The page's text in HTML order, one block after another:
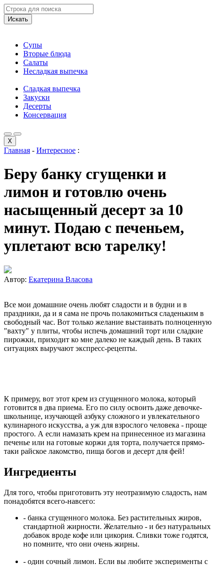
Искать
Супы
Вторые блюда
Салаты
Несладкая выпечка
Сладкая выпечка
Закуски
Десерты
Консервация
X
Главная - Интересное :
Беру банку сгущенки и
лимон и готовлю очень
насыщенный десерт за 10
минут. Подаю с печеньем,
уплетают всю тарелку!
Автор: Екатерина Власова
Все мои домашние очень любят сладости и в будни и в
праздники, да и я сама не прочь полакомиться сладеньким в
свободный час. Вот только желание выстаивать полноценную
"вахту" у плиты, чтобы испечь домашний торт или сладкие
пирожки, приходит ко мне далеко не каждый день. В таких
ситуациях выручают экспресс-рецепты.
К примеру, вот этот крем из сгущенного молока, который
готовится в два приема. Его по силу освоить даже девочке-
школьнице, изучающей азбуку сложного и увлекательного
кулинарного искусства, а уж для взрослого человека - проще
простого. А если намазать крем на принесенное из магазина
печенье или на готовые коржи для торта, получается прямо-
таки райское лакомство, пища богов и десерт для фей!
Ингредиенты
Для того, чтобы приготовить эту неотразимую сладость, нам
понадобятся всего-навсего:
- банка сгущенного молока. Без растительных жиров,
стандартной жирности. Желательно - и без натуральных
добавок вроде кофе или цикория. Сливки тоже годятся,
но помните, что они очень жирны.
- один сочный лимон. Если вы любите эксперименты с